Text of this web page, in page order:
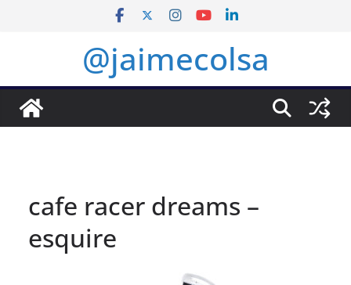
@jaimecolsa
cafe racer dreams –
esquire